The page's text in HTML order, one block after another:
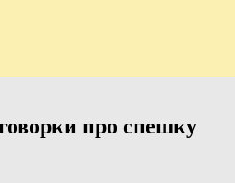
про спешку